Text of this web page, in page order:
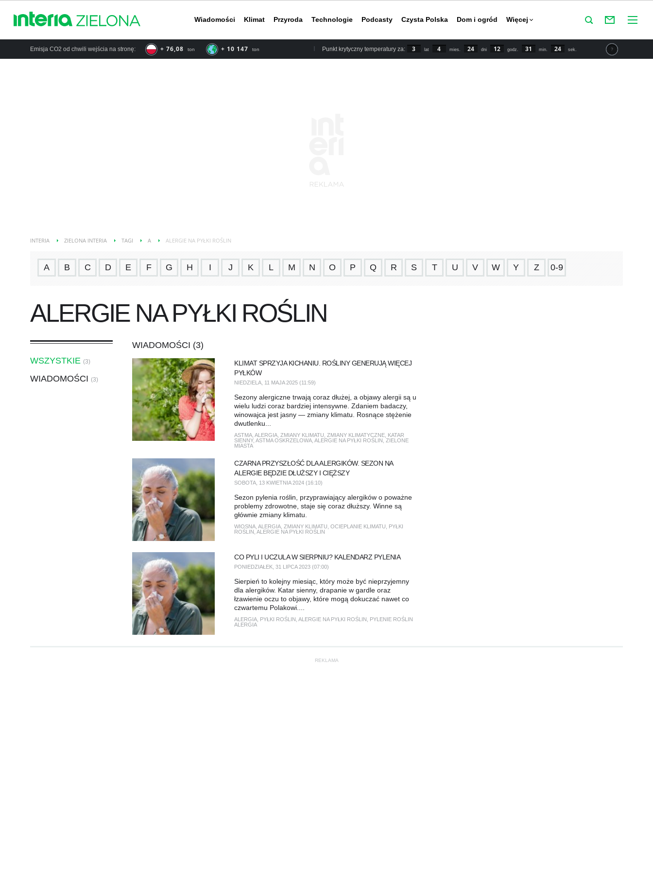
Wiadomości Klimat Przyroda Technologie Podcasty Czysta Polska Dom i ogród Więcej
Emisja CO2 od chwili wejścia na stronę: + 76,08 ton + 10 147 ton Punkt krytyczny temperatury za: 3 lat 4 mies. 24 dni 12 godz. 31 min. 24 sek.
INTERIA ZIELONA INTERIA TAGI A ALERGIE NA PYŁKI ROŚLIN
A B C D E F G H I J K L M N O P Q R S T U V W Y Z 0-9
ALERGIE NA PYŁKI ROŚLIN
WSZYSTKIE (3)
WIADOMOŚCI (3)
WIADOMOŚCI (3)
KLIMAT SPRZYJA KICHANIU. ROŚLINY GENERUJĄ WIĘCEJ
PYŁKÓW
NIEDZIELA, 11 MAJA 2025 (11:59)
Sezony alergiczne trwają coraz dłużej, a objawy alergii są u
wielu ludzi coraz bardziej intensywne. Zdaniem badaczy,
winowajca jest jasny — zmiany klimatu. Rosnące stężenie
dwutlenku...
ASTMA ALERGIA ZMIANY KLIMATU ZMIANY KLIMATYCZNE KATAR
SIENNY, ASTMA OSKRZELOWA ALERGIE NA PYŁKI ROŚLIN
ZIELONE
MIASTA
CZARNA PRZYSZŁOŚĆ DLA ALERGIKÓW. SEZON NA
ALERGIE BĘDZIE DŁUŻSZY I CIĘŻSZY
SOBOTA, 13 KWIETNIA 2024 (16:10)
Sezon pylenia roślin, przyprawiający alergików o poważne
problemy zdrowotne, staje się coraz dłuższy. Winne są
głównie zmiany klimatu.
WIOSNA ALERGIA ZMIANY KLIMATU OCIEPLANIE KLIMATU
PYŁKI
ROŚLIN ALERGIE NA PYŁKI ROŚLIN
CO PYLI I UCZULA W SIERPNIU? KALENDARZ PYLENIA
PONIEDZIAŁEK, 31 LIPCA 2023 (07:00)
Sierpień to kolejny miesiąc, który może być nieprzyjemny
dla alergików. Katar sienny, drapanie w gardle oraz
łzawienie oczu to objawy, które mogą dokuczać nawet co
czwartemu Polakowi....
ALERGIA PYŁKI ROŚLIN ALERGIE NA PYŁKI ROŚLIN
PYLENIE ROŚLIN
ALERGIA
REKLAMA